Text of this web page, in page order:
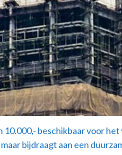
beschikbaar voor
bijdraagt aan een